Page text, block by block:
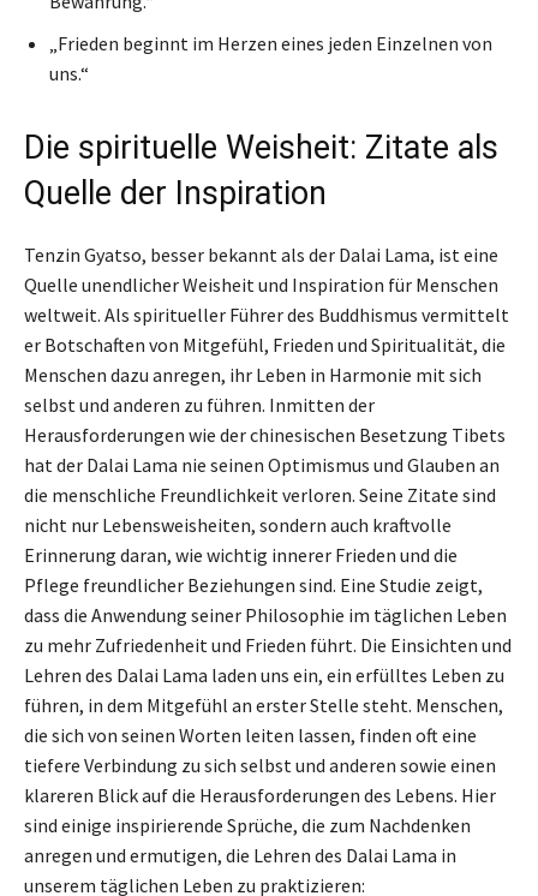
„Frieden beginnt im Herzen eines jeden Einzelnen von
uns.“
Die spirituelle Weisheit: Zitate als
Quelle der Inspiration
Tenzin Gyatso, besser bekannt als der Dalai Lama, ist eine
Quelle unendlicher Weisheit und Inspiration für Menschen
weltweit. Als spiritueller Führer des Buddhismus vermittelt
er Botschaften von Mitgefühl, Frieden und Spiritualität, die
Menschen dazu anregen, ihr Leben in Harmonie mit sich
selbst und anderen zu führen. Inmitten der
Herausforderungen wie der chinesischen Besetzung Tibets
hat der Dalai Lama nie seinen Optimismus und Glauben an
die menschliche Freundlichkeit verloren. Seine Zitate sind
nicht nur Lebensweisheiten, sondern auch kraftvolle
Erinnerung daran, wie wichtig innerer Frieden und die
Pflege freundlicher Beziehungen sind. Eine Studie zeigt,
dass die Anwendung seiner Philosophie im täglichen Leben
zu mehr Zufriedenheit und Frieden führt. Die Einsichten und
Lehren des Dalai Lama laden uns ein, ein erfülltes Leben zu
führen, in dem Mitgefühl an erster Stelle steht. Menschen,
die sich von seinen Worten leiten lassen, finden oft eine
tiefere Verbindung zu sich selbst und anderen sowie einen
klareren Blick auf die Herausforderungen des Lebens. Hier
sind einige inspirierende Sprüche, die zum Nachdenken
anregen und ermutigen, die Lehren des Dalai Lama in
unserem täglichen Leben zu praktizieren: